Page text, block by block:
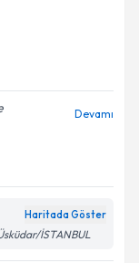
Devamı
Haritada Göster
İSTANBUL